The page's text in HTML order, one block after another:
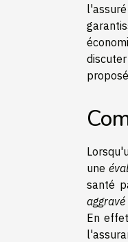
une
santé
En